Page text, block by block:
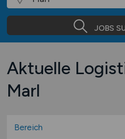
JOBS
Aktuelle
Marl
Bereich